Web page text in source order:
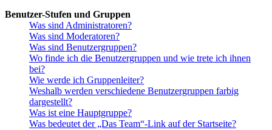
Benutzer-Stufen und Gruppen
Was sind Administratoren?
Was sind Moderatoren?
Was sind Benutzergruppen?
Wo finde ich die Benutzergruppen und wie trete ich ihnen
bei?
Wie werde ich Gruppenleiter?
Weshalb werden verschiedene Benutzergruppen farbig
dargestellt?
Was ist eine Hauptgruppe?
Was bedeutet der „Das Team“-Link auf der Startseite?